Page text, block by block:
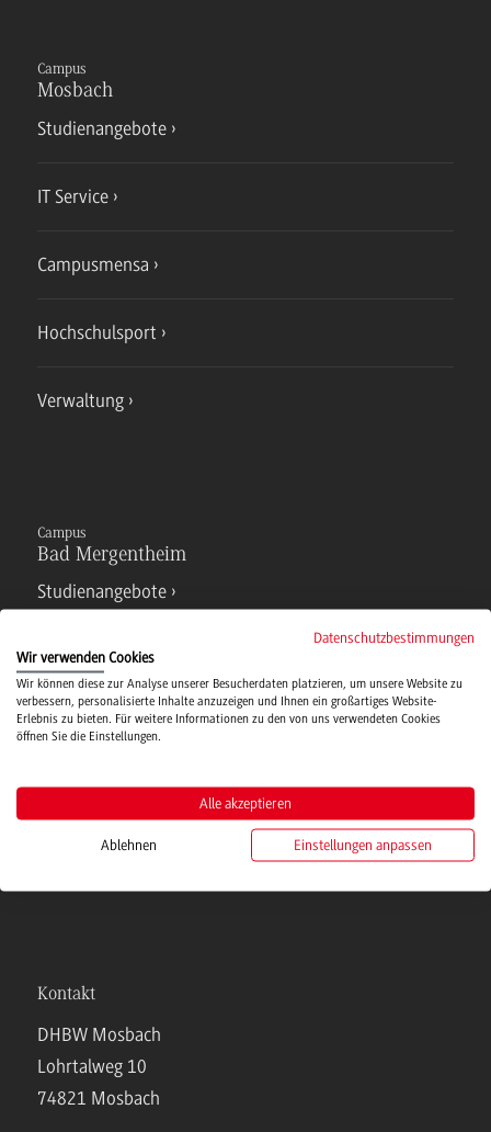
Campus
Mosbach
Studienangebote
IT Service
Campusmensa
Hochschulsport
Verwaltung
Campus
Bad Mergentheim
Studienangebote
IT Service
Campusmensa
Kontakt
DHBW Mosbach
Lohrtalweg 10
74821 Mosbach
Datenschutzbestimmungen
Wir verwenden Cookies
Wir können diese zur Analyse unserer Besucherdaten platzieren, um unsere Website zu
verbessern, personalisierte Inhalte anzuzeigen und Ihnen ein großartiges Website-
Erlebnis zu bieten. Für weitere Informationen zu den von uns verwendeten Cookies
öffnen Sie die Einstellungen.
Alle akzeptieren
Ablehnen Einstellungen anpassen